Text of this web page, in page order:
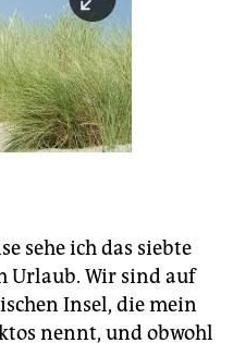
sehe ich das siebte
Urlaub. Wir sind auf
Insel, die mein
nennt, und obwohl